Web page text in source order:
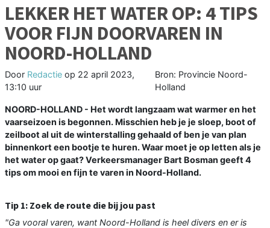
LEKKER HET WATER OP: 4 TIPS
VOOR FIJN DOORVAREN IN
NOORD-HOLLAND
Door Redactie op 22 april 2023,
13:10 uur
Bron: Provincie Noord-
Holland
NOORD-HOLLAND - Het wordt langzaam wat warmer en het
vaarseizoen is begonnen. Misschien heb je je sloep, boot of
zeilboot al uit de winterstalling gehaald of ben je van plan
binnenkort een bootje te huren. Waar moet je op letten als je
het water op gaat? Verkeersmanager Bart Bosman geeft 4
tips om mooi en fijn te varen in Noord-Holland.
Tip 1: Zoek de route die bij jou past
"Ga vooral varen, want Noord-Holland is heel divers en er is